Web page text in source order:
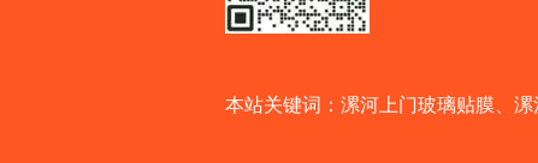
本站关键词： 漯河上门玻璃贴膜 漯